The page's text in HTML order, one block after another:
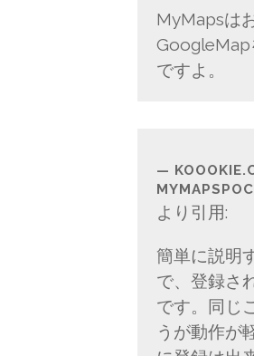
MyMapsは
GoogleMap
ですよ。
より引用:
簡単に説明
で、登録さ
です。同じ
うが動作が